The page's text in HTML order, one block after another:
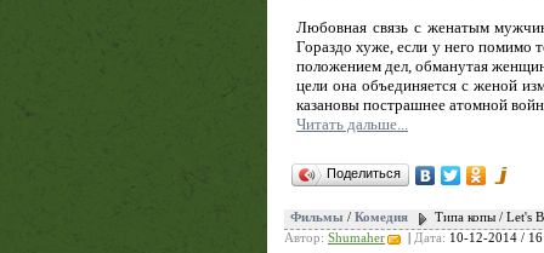
Любовная связь с женатым
Гораздо хуже, если у него помимо
положением дел, обманутая
цели она объединяется с женой
казановы пострашнее атомной
Читать дальше...
Поделиться
Фильмы / Комедия
Типа копы / Let's
Автор: Shumaher Дата: 10-12-2014 /